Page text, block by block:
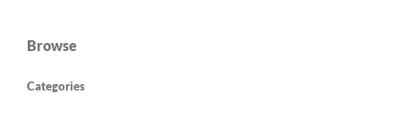
Browse
Categories